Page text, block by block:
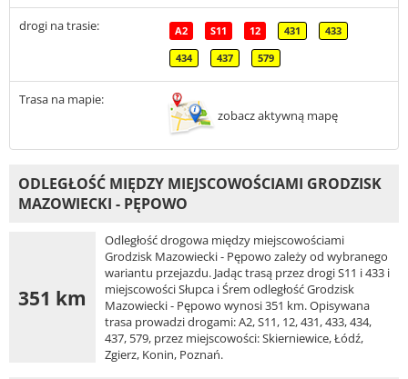
drogi na trasie: A2 S11 12 431 433
434 437 579
Trasa na mapie:
zobacz aktywną mapę
ODLEGŁOŚĆ MIĘDZY MIEJSCOWOŚCIAMI GRODZISK
MAZOWIECKI - PĘPOWO
351 km
Odległość drogowa między miejscowościami
Grodzisk Mazowiecki - Pępowo zależy od wybranego
wariantu przejazdu. Jadąc trasą przez drogi S11 i 433 i
miejscowości Słupca i Śrem odległość Grodzisk
Mazowiecki - Pępowo wynosi 351 km. Opisywana
trasa prowadzi drogami: A2, S11, 12, 431, 433, 434,
437, 579, przez miejscowości: Skierniewice, Łódź,
Zgierz, Konin, Poznań.